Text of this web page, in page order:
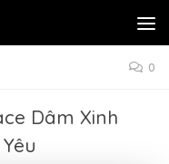
0
Dâm Xinh